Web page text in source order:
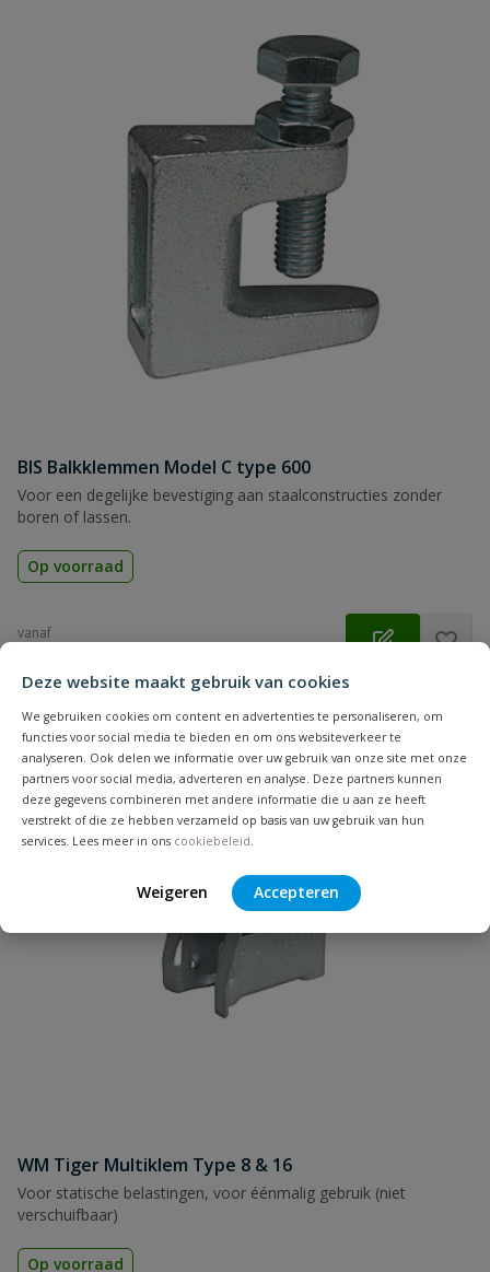
Deze website maakt gebruik van cookies
We gebruiken cookies om content en advertenties te personaliseren, om
functies voor social media te bieden en om ons websiteverkeer te
analyseren. Ook delen we informatie over uw gebruik van onze site met onze
partners voor social media, adverteren en analyse. Deze partners kunnen
deze gegevens combineren met andere informatie die u aan ze heeft
verstrekt of die ze hebben verzameld op basis van uw gebruik van hun
services. Lees meer in ons cookiebeleid.
Weigeren Accepteren
BIS Balkklemmen Model C type 600
Voor een degelijke bevestiging aan staalconstructies zonder
boren of lassen.
Op voorraad
vanaf
€
WM Tiger Multiklem Type 8 & 16
Voor statische belastingen, voor éénmalig gebruik (niet
verschuifbaar)
Op voorraad